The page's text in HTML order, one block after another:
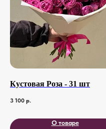
Кустовая Роза - 31 шт
3 100 р.
О товаре